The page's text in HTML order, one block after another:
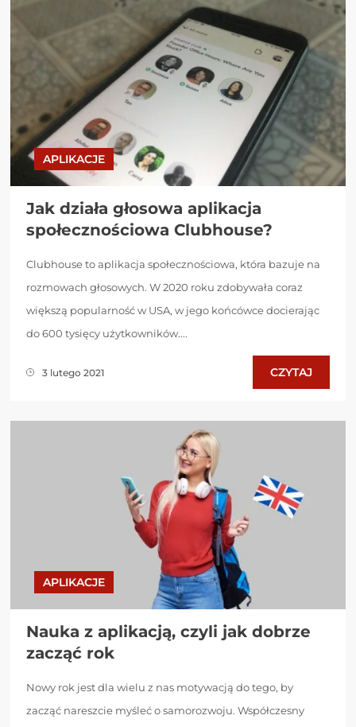
APLIKACJE
Jak działa głosowa aplikacja
społecznościowa Clubhouse?
Clubhouse to aplikacja społecznościowa, która bazuje na
rozmowach głosowych. W 2020 roku zdobywała coraz
większą popularność w USA, w jego końcówce docierając
do 600 tysięcy użytkowników....
3 lutego 2021 CZYTAJ
APLIKACJE
Nauka z aplikacją, czyli jak dobrze
zacząć rok
Nowy rok jest dla wielu z nas motywacją do tego, by
zacząć nareszcie myśleć o samorozwoju. Współczesny